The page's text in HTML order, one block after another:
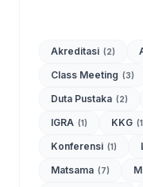
Akreditasi (2)
Class Meeting (3)
Duta Pustaka (2)
IGRA (1) KKG
Konferensi (1)
Matsama (7)